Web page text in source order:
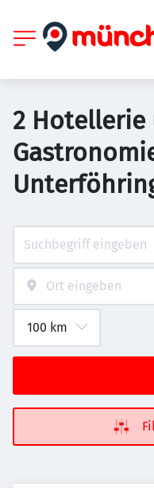
2 Hotellerie